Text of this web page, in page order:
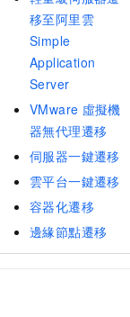
移至阿里雲
Simple
Application
Server
VMware 虛擬機
器無代理遷移
伺服器一鍵遷移
雲平台一鍵遷移
容器化遷移
邊緣節點遷移